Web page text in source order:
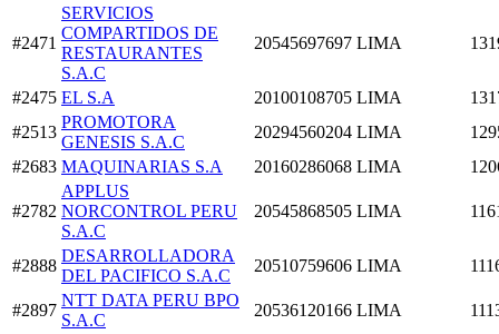
#2471
SERVICIOS
COMPARTIDOS DE
RESTAURANTES
S.A.C
20545697697 LIMA
#2475 EL S.A 20100108705 LIMA
#2513
PROMOTORA
GENESIS S.A.C
20294560204 LIMA
#2683 MAQUINARIAS S.A 20160286068 LIMA
#2782
APPLUS
NORCONTROL PERU
S.A.C
20545868505 LIMA
#2888
DESARROLLADORA
DEL PACIFICO S.A.C
20510759606 LIMA
#2897
NTT DATA PERU BPO
S.A.C
20536120166 LIMA